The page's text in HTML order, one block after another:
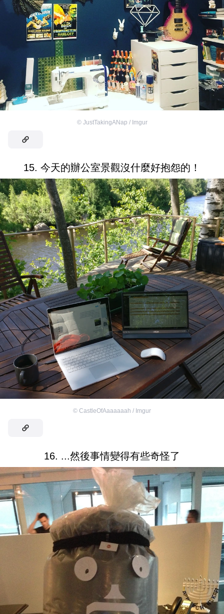
© JustTakingANap / Imgur
15. 今天的辦公室景觀沒什麼好抱怨的！
© CastleOfAaaaaaah / Imgur
16. ...然後事情變得有些奇怪了